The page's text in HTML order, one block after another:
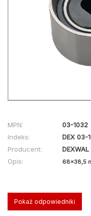
MPN:
03-1032
Indeks:
DEX 03-
Producent:
DEXWAL
Opis:
68x38,5
Pokaż odpowiedniki